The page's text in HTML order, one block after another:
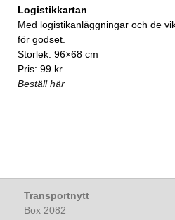
Logistikkartan
Med logistikanläggningar och de
för godset.
Storlek: 96×68 cm
Pris: 99 kr.
Beställ här
Transportnytt
Box 2082